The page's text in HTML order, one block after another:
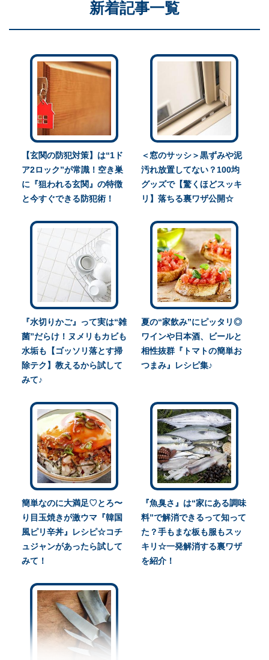
新着記事一覧
【玄関の防犯対策】は“1ド
ア2ロック”が常識！空き巣
に『狙われる玄関』の特徴
と今すぐできる防犯術！
＜窓のサッシ＞黒ずみや泥
汚れ放置してない？100均
グッズで【驚くほどスッキ
リ】落ちる裏ワザ公開☆
『水切りかご』って実は“雑
菌”だらけ！ヌメリもカビも
水垢も【ゴッソリ落とす掃
除テク】教えるから試して
みて♪
夏の“家飲み”にピッタリ◎
ワインや日本酒、ビールと
相性抜群『トマトの簡単お
つまみ』レシピ集♪
簡単なのに大満足♡とろ〜
り目玉焼きが激ウマ『韓国
風ピリ辛丼』レシピ☆コチ
ュジャンがあったら試して
みて！
『魚臭さ』は“家にある調味
料”で解消できるって知って
た？手もまな板も服もスッ
キリ☆一発解消する裏ワザ
を紹介！